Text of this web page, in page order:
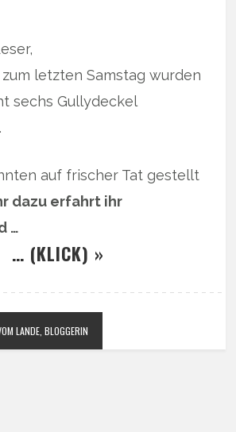
letzten Samstag wurden
sechs Gullydeckel
auf frischer Tat gestellt
dazu erfahrt ihr
…
… (KLICK) »
LANDE, BLOGGERIN